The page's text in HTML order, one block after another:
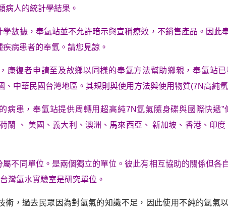
病人的統計學結果。
學數據，奉氫站並不允許暗示與宣稱療效，不銷售產品。因此
病患者的奉氫。請您見諒。
康復者申請至及故鄉以同樣的奉氫方法幫助鄉親，奉氫站
、中華民國台灣地區。其規則與使用方法與使用物質(7N高純
病患，奉氫站提供周轉用超高純7N氫氣隨身碟與國際快遞”
蘭 、 美國、義大利、澳洲、馬來西亞、 新加坡、香港、印度
不同單位。是兩個獨立的單位。彼此有相互協助的關係但各
灣氫水實驗室是研究單位。
術，過去民眾因為對氫氣的知識不足，因此使用不純的氫氣